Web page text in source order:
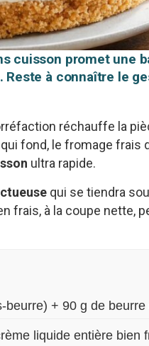
cuisson promet une
Reste à connaître le
réchauffe la
fond, le fromage frais
ultra rapide.
qui se tiendra
frais, à la coupe nette,
+ 90 g de beurre
liquide entière bien